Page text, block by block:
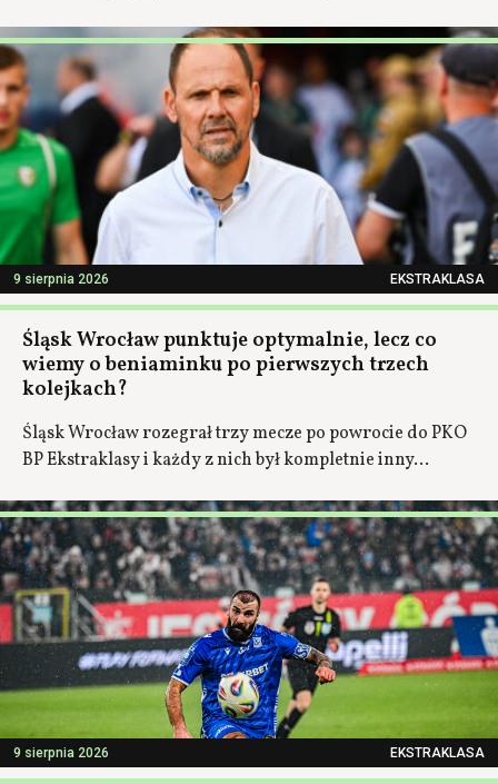
9 sierpnia 2026 EKSTRAKLASA
Śląsk Wrocław punktuje optymalnie, lecz co
wiemy o beniaminku po pierwszych trzech
kolejkach?
Śląsk Wrocław rozegrał trzy mecze po powrocie do PKO
BP Ekstraklasy i każdy z nich był kompletnie inny...
9 sierpnia 2026 EKSTRAKLASA